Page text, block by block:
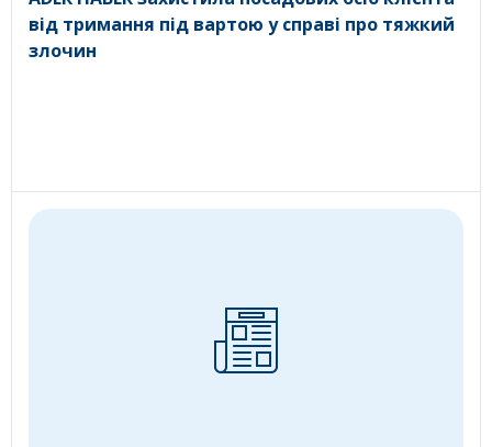
від тримання під вартою у справі про тяжкий
злочин